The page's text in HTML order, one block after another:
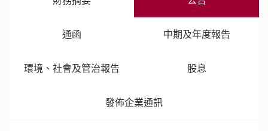
通函 中期及年度報告
環境、社會及管治報告 股息
發佈企業通訊